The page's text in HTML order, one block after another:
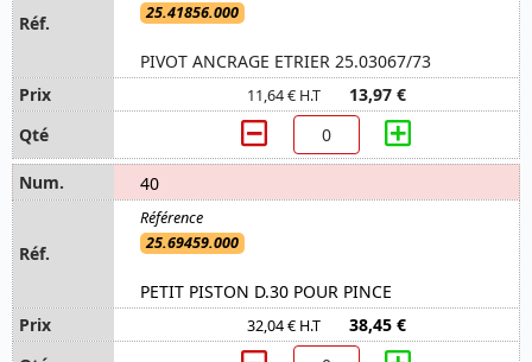
25.41856.000
PIVOT ANCRAGE ETRIER 25.03067/73
11,64 € H.T 13,97 €
40
25.69459.000
PETIT PISTON D.30 POUR PINCE
32,04 € H.T 38,45 €